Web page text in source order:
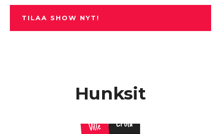
TILAA SHOW NYT!
Hunksit
Ville Erola